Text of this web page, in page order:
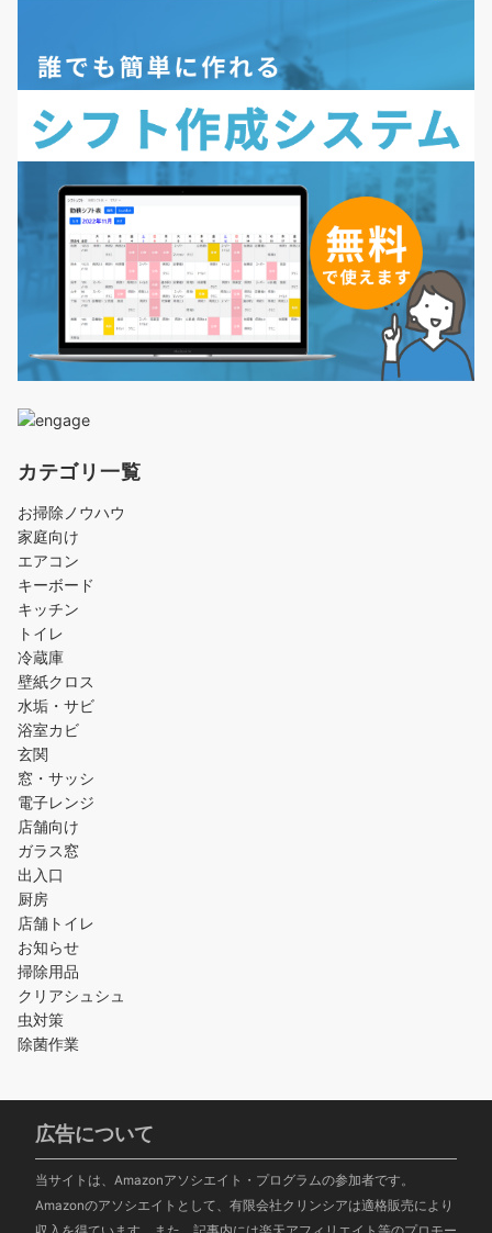
カテゴリ一覧
お掃除ノウハウ
家庭向け
エアコン
キーボード
キッチン
トイレ
冷蔵庫
壁紙クロス
水垢・サビ
浴室カビ
玄関
窓・サッシ
電子レンジ
店舗向け
ガラス窓
出入口
厨房
店舗トイレ
お知らせ
掃除用品
クリアシュシュ
虫対策
除菌作業
広告について
当サイトは、Amazonアソシエイト・プログラムの参加者です。
Amazonのアソシエイトとして、有限会社クリンシアは適格販売により